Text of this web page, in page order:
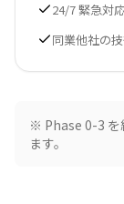
24/7 緊急対
同業他社の
※ Phase 0-3 を
ます。